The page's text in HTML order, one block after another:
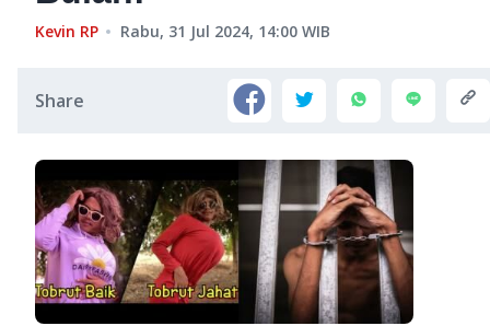
Kevin RP Rabu, 31 Jul 2024, 14:00 WIB
Share